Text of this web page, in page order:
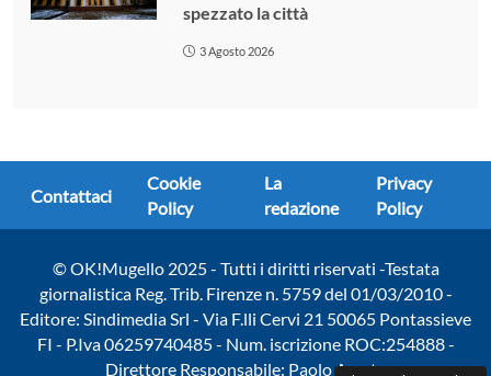
spezzato la città
3 Agosto 2026
Contattaci
Cookie
Policy
La
redazione
Privacy
Policy
© OK!Mugello 2025 - Tutti i diritti riservati -Testata
giornalistica Reg. Trib. Firenze n. 5759 del 01/03/2010 -
Editore: Sindimedia Srl - Via F.lli Cervi 21 50065 Pontassieve
FI - P.Iva 06259740485 - Num. iscrizione ROC:254888 -
Direttore Responsabile: Paolo Amato